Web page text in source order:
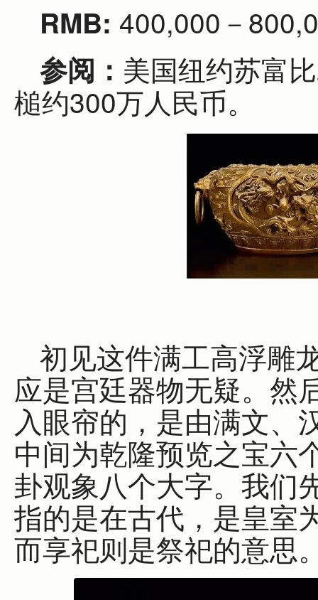
RMB: 400,000－
参阅： 美国纽约苏富
槌约300万人民币。
初见这件满工高浮雕
应是宫廷器物无疑。然
入眼帘的，是由满文、
中间为乾隆预览之宝六
卦观象八个大字。我们
指的是在古代，是皇室
而享祀则是祭祀的意思